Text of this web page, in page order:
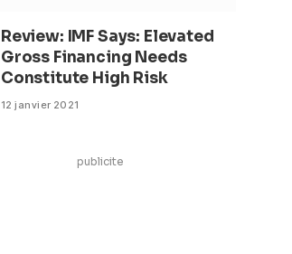
Review: IMF Says: Elevated
Gross Financing Needs
Constitute High Risk
12 janvier 2021
publicite